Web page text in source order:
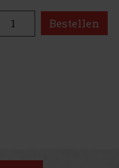
Bestellen